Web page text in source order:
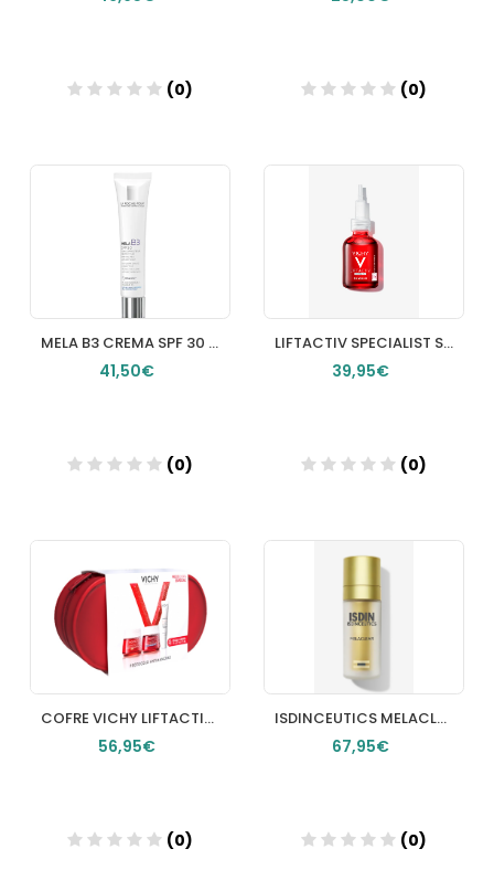
(0)
Añadir
(0)
MELA B3 CREMA SPF 30 1 TUBO 40 ML
41,50€
(0)
LIFTACTIV SPECIALIST SERUM B3 30ML
39,95€
(0)
Añadir
COFRE VICHY LIFTACTIV PIGMENT+LIFTACTIV PIGMENT NOCHE +CAPITAL SOLEIL REGALO
56,95€
(0)
ISDINCEUTICS MELACLEAR 30ML
67,95€
(0)